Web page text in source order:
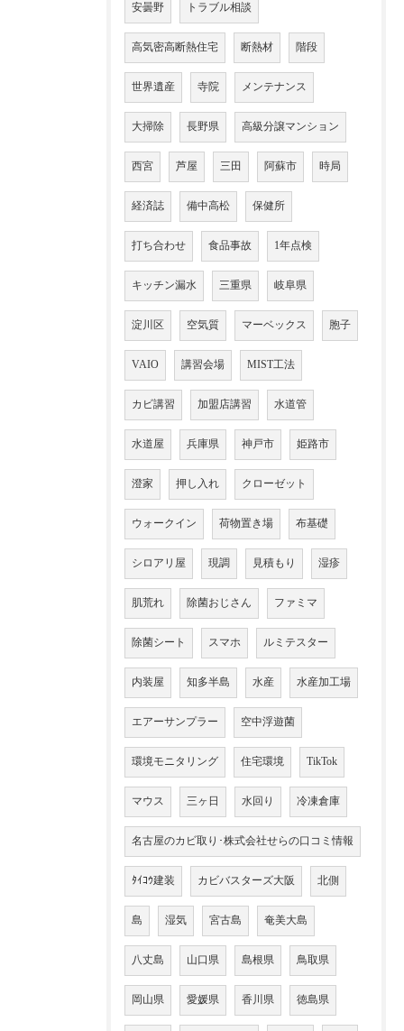
安曇野 トラブル相談
高気密高断熱住宅 断熱材 階段
世界遺産 寺院 メンテナンス
大掃除 長野県 高級分譲マンション
西宮 芦屋 三田 阿蘇市 時局
経済誌 備中高松 保健所
打ち合わせ 食品事故 1年点検
キッチン漏水 三重県 岐阜県
淀川区 空気質 マーベックス 胞子
VAIO 講習会場 MIST工法
カビ講習 加盟店講習 水道管
水道屋 兵庫県 神戸市 姫路市
澄家 押し入れ クローゼット
ウォークイン 荷物置き場 布基礎
シロアリ屋 現調 見積もり 湿疹
肌荒れ 除菌おじさん ファミマ
除菌シート スマホ ルミテスター
内装屋 知多半島 水産 水産加工場
エアーサンプラー 空中浮遊菌
環境モニタリング 住宅環境 TikTok
マウス 三ヶ日 水回り 冷凍倉庫
名古屋のカビ取り･株式会社せらの口コミ情報
ﾀｲｺｳ建装 カビバスターズ大阪 北側
島 湿気 宮古島 奄美大島
八丈島 山口県 島根県 鳥取県
岡山県 愛媛県 香川県 徳島県